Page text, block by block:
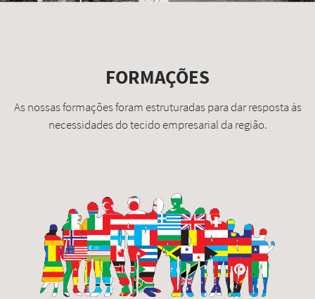
FORMAÇÕES
As nossas formações foram estruturadas para dar resposta às
necessidades do tecido empresarial da região.